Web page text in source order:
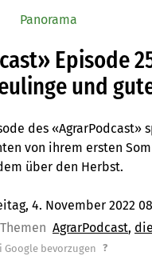
Panorama
Episode
und
des «AgrarPodcast»
von ihrem ersten
über den Herbst.
4. November 2022
Themen AgrarPodcast
bevorzugen ?